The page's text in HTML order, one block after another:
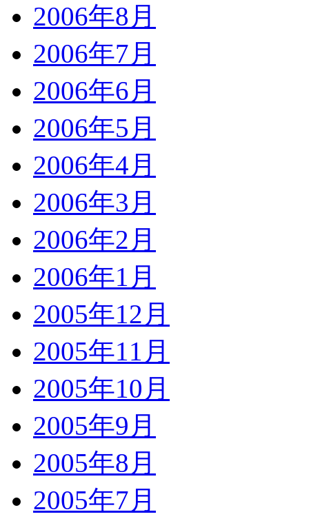
2006年8月
2006年7月
2006年6月
2006年5月
2006年4月
2006年3月
2006年2月
2006年1月
2005年12月
2005年11月
2005年10月
2005年9月
2005年8月
2005年7月